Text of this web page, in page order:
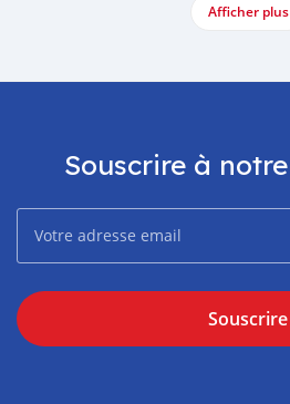
Afficher plus
Souscrire à
Souscrire